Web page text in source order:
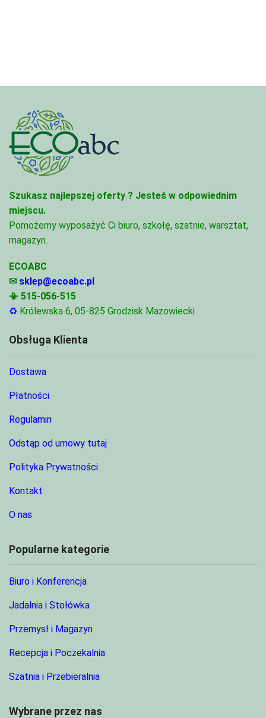
Szukasz najlepszej oferty ? Jesteś w odpowiednim
miejscu.
Pomożemy wyposażyć Ci biuro, szkołę, szatnie, warsztat,
magazyn.
ECOABC
✉ sklep@ecoabc.pl
📳 515-056-515
♻ Królewska 6, 05-825 Grodzisk Mazowiecki
Obsługa Klienta
Dostawa
Płatności
Regulamin
Odstąp od umowy tutaj
Polityka Prywatności
Kontakt
O nas
Popularne kategorie
Biuro i Konferencja
Jadalnia i Stołówka
Przemysł i Magazyn
Recepcja i Poczekalnia
Szatnia i Przebieralnia
Wybrane przez nas